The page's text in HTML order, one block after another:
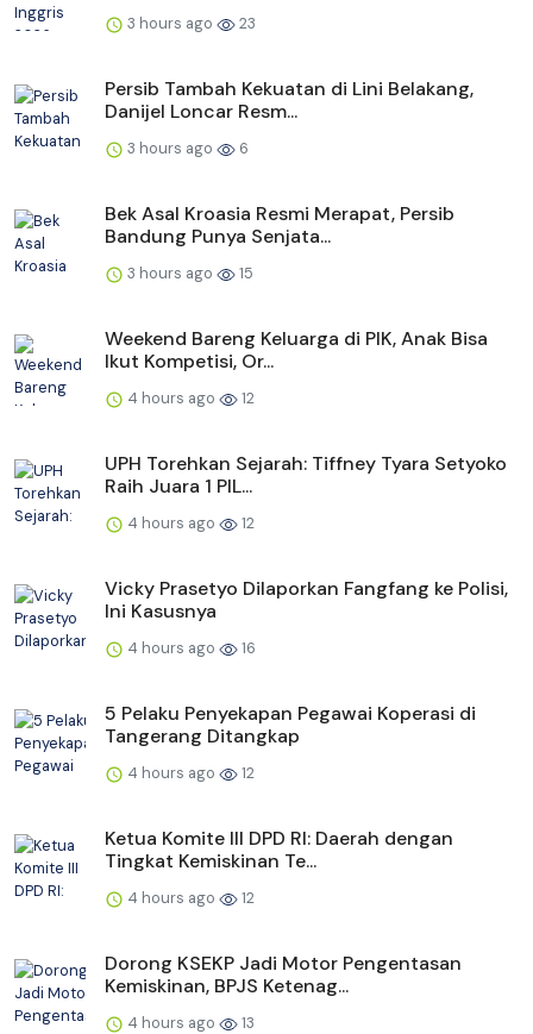
3 hours ago 23
Persib Tambah Kekuatan di Lini Belakang,
Danijel Loncar Resm...
3 hours ago 6
Bek Asal Kroasia Resmi Merapat, Persib
Bandung Punya Senjata...
3 hours ago 15
Weekend Bareng Keluarga di PIK, Anak Bisa
Ikut Kompetisi, Or...
4 hours ago 12
UPH Torehkan Sejarah: Tiffney Tyara Setyoko
Raih Juara 1 PIL...
4 hours ago 12
Vicky Prasetyo Dilaporkan Fangfang ke Polisi,
Ini Kasusnya
4 hours ago 16
5 Pelaku Penyekapan Pegawai Koperasi di
Tangerang Ditangkap
4 hours ago 12
Ketua Komite III DPD RI: Daerah dengan
Tingkat Kemiskinan Te...
4 hours ago 12
Dorong KSEKP Jadi Motor Pengentasan
Kemiskinan, BPJS Ketenag...
4 hours ago 13